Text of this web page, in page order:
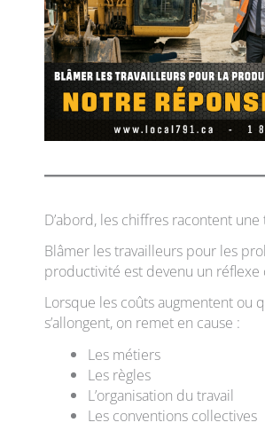
D’abord, les chiffres racontent
Blâmer les travailleurs pour les
productivité est devenu un réflexe
Lorsque les coûts augmentent ou
s’allongent, on remet en cause :
Les métiers
Les règles
L’organisation du travail
Les conventions collectives